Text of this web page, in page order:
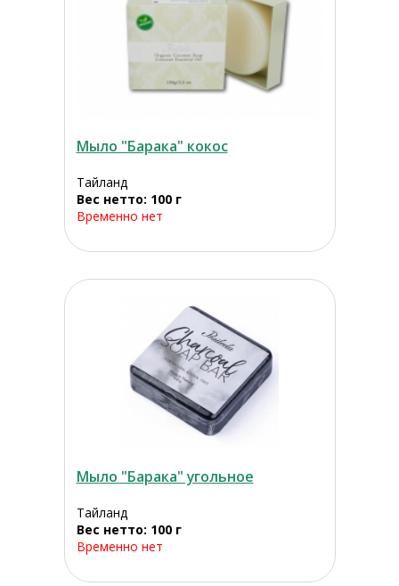
Мыло "Барака" кокос
Тайланд
Вес нетто: 100 г
Временно нет
Мыло "Барака" угольное
Тайланд
Вес нетто: 100 г
Временно нет